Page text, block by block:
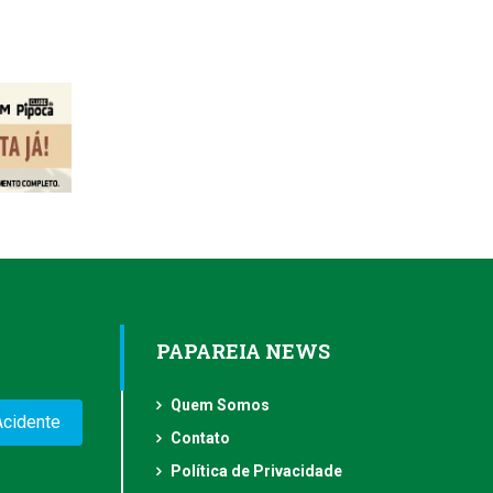
PAPAREIA NEWS
Quem Somos
Contato
Política de Privacidade